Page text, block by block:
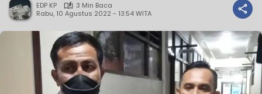
EDP KP
3 Min Baca
Rabu, 10 Agustus 2022 - 13:54 WITA